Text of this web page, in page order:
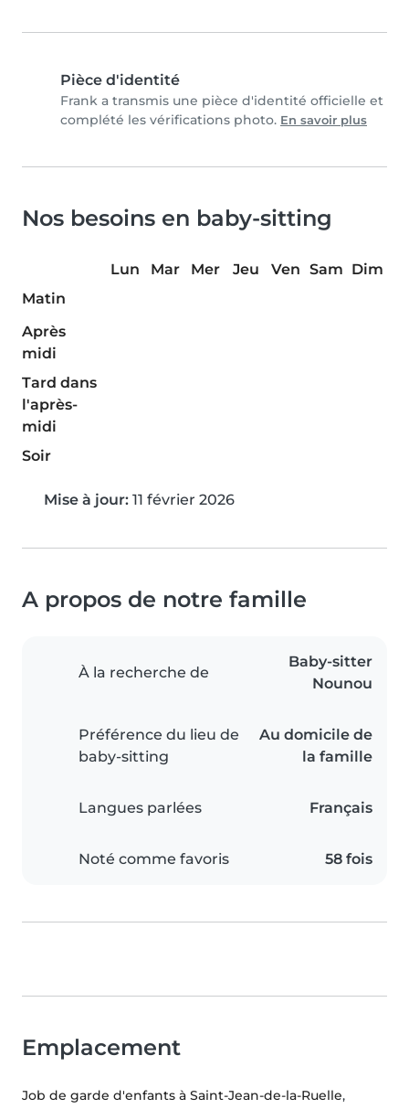
Pièce d'identité
Frank a transmis une pièce d'identité officielle et
complété les vérifications photo. En savoir plus
Nos besoins en baby-sitting
Lun Mar Mer Jeu Ven Sam Dim
Matin
Après
midi
Tard dans
l'après-
midi
Soir
Mise à jour: 11 février 2026
A propos de notre famille
À la recherche de
Baby-sitter
Nounou
Préférence du lieu de
baby-sitting
Au domicile de
la famille
Langues parlées Français
Noté comme favoris 58 fois
Emplacement
Job de garde d'enfants à Saint-Jean-de-la-Ruelle,